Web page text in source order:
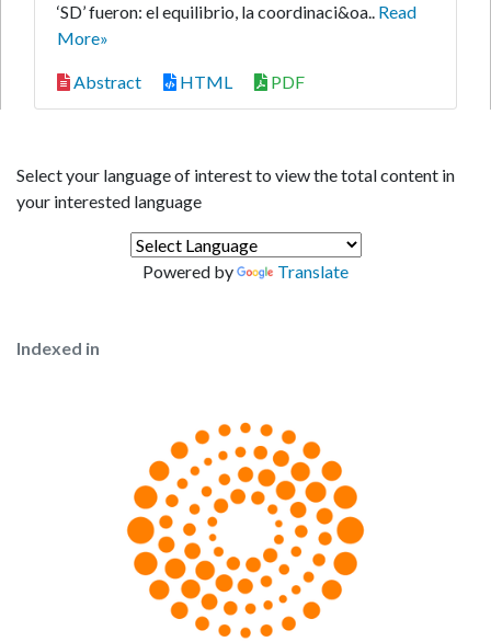
‘SD’ fueron: el equilibrio, la coordinaci&oa.. Read
More»
Abstract HTML PDF
Select your language of interest to view the total content in
your interested language
Powered by Translate
Indexed in